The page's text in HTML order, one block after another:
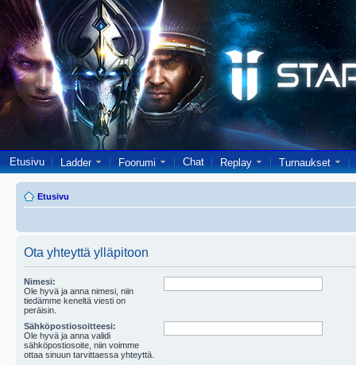
Etusivu Ladder Foorumi Chat Replay Turnaukset
Etusivu
Ota yhteyttä ylläpitoon
Nimesi:
Ole hyvä ja anna nimesi, niin
tiedämme keneltä viesti on
peräisin.
Sähköpostiosoitteesi:
Ole hyvä ja anna validi
sähköpostiosoite, niin voimme
ottaa sinuun tarvittaessa yhteyttä.